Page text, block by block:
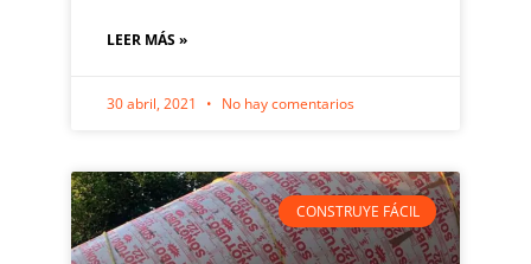
LEER MÁS »
30 abril, 2021 No hay comentarios
CONSTRUYE FÁCIL